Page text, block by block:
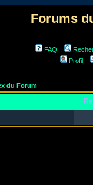
Forums
FAQ
Profil
du Forum